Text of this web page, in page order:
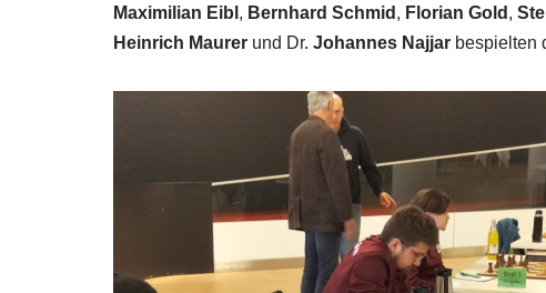
Maximilian Eibl , Bernhard Schmid , Florian Gold ,
Heinrich Maurer und Dr. Johannes Najjar bespielten